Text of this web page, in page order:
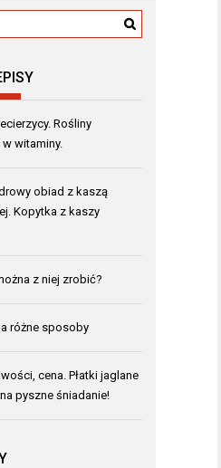
Rośliny
witaminy.
obiad z kaszą
Kopytka z kaszy
z niej zrobić?
różne sposoby
cena. Płatki jaglane
pyszne śniadanie!